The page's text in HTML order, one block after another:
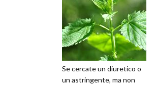
Se cercate un diuretico o
un astringente, ma non